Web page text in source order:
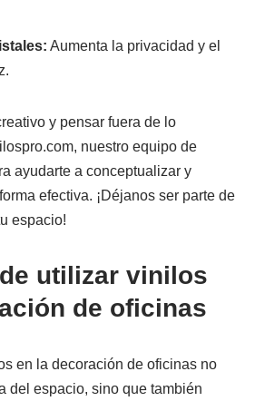
Aumenta la privacidad y el
y pensar fuera de lo
nuestro equipo de
ayudarte a conceptualizar y
efectiva. ¡Déjanos ser parte de
espacio!
utilizar vinilos
de oficinas
en la decoración de oficinas no
del espacio, sino que también